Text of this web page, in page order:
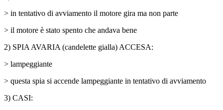
> in tentativo di avviamento il motore gira ma non parte
> il motore è stato spento che andava bene
2) SPIA AVARIA (candelette gialla) ACCESA:
> lampeggiante
> questa spia si accende lampeggiante in tentativo di avviamento
3) CASI: